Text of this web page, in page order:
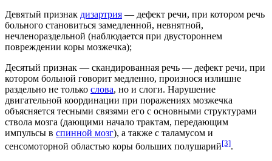
Девятый признак дизартрия — дефект речи, при котором речь
больного становиться замедленной, невнятной,
нечленораздельной (наблюдается при двустороннем
повреждении коры мозжечка);
Десятый признак — скандированная речь — дефект речи, при
котором больной говорит медленно, произнося излишне
раздельно не только слова, но и слоги. Нарушение
двигательной координации при поражениях мозжечка
объясняется тесными связями его с основными структурами
ствола мозга (дающими начало трактам, передающим
импульсы в спинной мозг), а также с таламусом и
сенсомоторной областью коры больших полушарий[3].